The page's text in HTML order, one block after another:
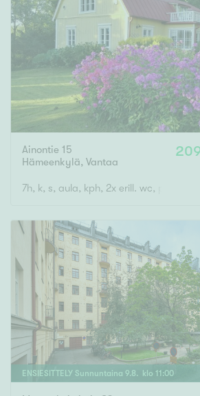
Ainontie 15
Hämeenkylä, Vantaa
7h, k, s, aula, kph, 2x erill. wc, parveke,
ENSIESITTELY Sunnuntaina 9.8. klo 11 :00